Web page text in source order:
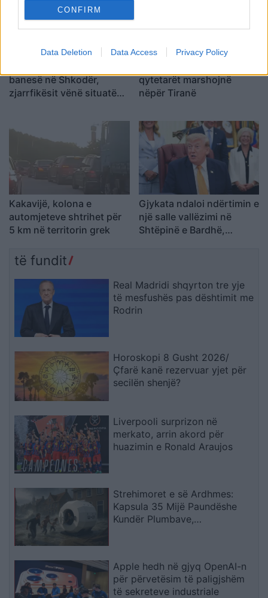
CONFIRM
Data Deletion Data Access Privacy Policy
banesë në Shkodër,
zjarrfikësit vënë situatën
qytetarët marshojnë
nëpër Tiranë
Kakavijë, kolona e
automjeteve shtrihet për
5 km në territorin grek
Gjykata ndaloi ndërtimin e
një salle vallëzimi në
Shtëpinë e Bardhë,
të fundit
Real Madridi shqyrton tre yje
të mesfushës pas dështimit me
Rodrin
Horoskopi 8 Gusht 2026/
Çfarë kanë rezervuar yjet për
secilën shenjë?
Liverpooli surprizon në
merkato, arrin akord për
huazimin e Ronald Araujos
Strehimoret e së Ardhmes:
Kapsula 35 Mijë Paundëshe
Kundër Plumbave,
Apple hedh në gjyq OpenAI-n
për përvetësim të paligjshëm
të sekreteve industriale